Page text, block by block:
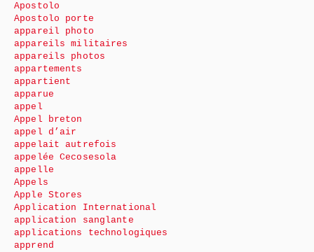
Apostolo
Apostolo porte
appareil photo
appareils militaires
appareils photos
appartements
appartient
apparue
appel
Appel breton
appel d’air
appelait autrefois
appelée Cecosesola
appelle
Appels
Apple Stores
Application International
application sanglante
applications technologiques
apprend